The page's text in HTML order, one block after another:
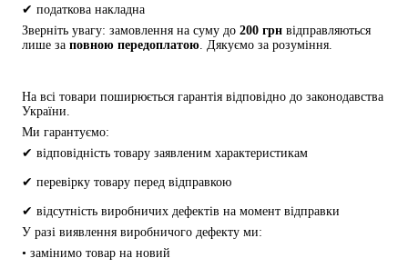
✔ податкова накладна
Зверніть увагу: замовлення на суму до 200 грн відправляються
лише за повною передоплатою. Дякуємо за розуміння.
На всі товари поширюється гарантія відповідно до законодавства
України.
Ми гарантуємо:
✔ відповідність товару заявленим характеристикам
✔ перевірку товару перед відправкою
✔ відсутність виробничих дефектів на момент відправки
У разі виявлення виробничого дефекту ми:
• замінимо товар на новий